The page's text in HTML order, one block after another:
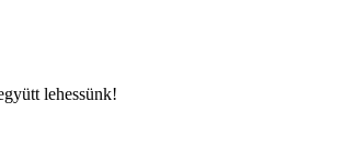
lehessünk!